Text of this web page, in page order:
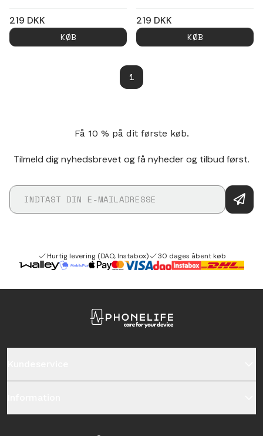
219 DKK
KØB
219 DKK
KØB
1
Få 10 % på dit første køb.
Tilmeld dig nyhedsbrevet og få nyheder og tilbud først.
Hurtig levering (DAO, Instabox) 30 dages åbent køb